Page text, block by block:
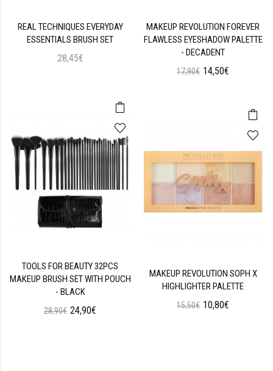
REAL TECHNIQUES EVERYDAY
ESSENTIALS BRUSH SET
28,45€
TOOLS FOR BEAUTY 32PCS
MAKEUP BRUSH SET WITH POUCH
- BLACK
28,90€ 24,90€
MAKEUP REVOLUTION FOREVER
FLAWLESS EYESHADOW PALETTE
- DECADENT
17,90€ 14,50€
MAKEUP REVOLUTION SOPH X
HIGHLIGHTER PALETTE
15,50€ 10,80€